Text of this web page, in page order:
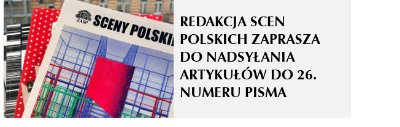
REDAKCJA SCEN
POLSKICH ZAPRASZA
DO NADSYŁANIA
ARTYKUŁÓW DO 26.
NUMERU PISMA